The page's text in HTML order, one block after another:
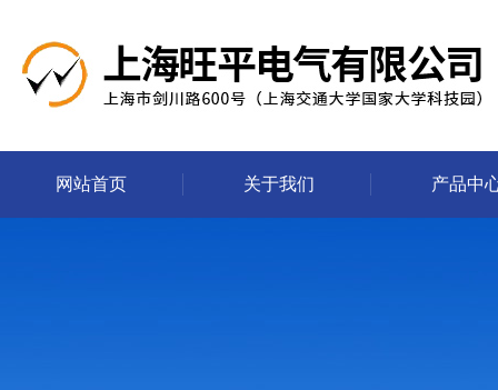
网站首页 关于我们 产品中